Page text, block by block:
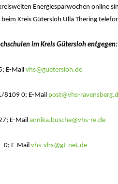
Energiesparwochen online
Kreis Gütersloh Ulla Thering
im Kreis Gütersloh entgegen:
E-Mail vhs@guetersloh.de
8109 0; E-Mail post@vhs-
E-Mail annika.busche@vhs-re.de
0; E-Mailvhs-vhs@gt-net.de